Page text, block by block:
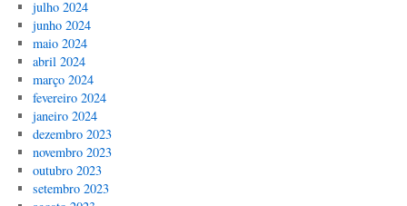
julho 2024
junho 2024
maio 2024
abril 2024
março 2024
fevereiro 2024
janeiro 2024
dezembro 2023
novembro 2023
outubro 2023
setembro 2023